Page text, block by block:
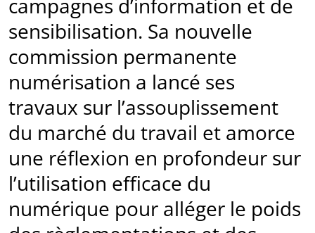
campagnes d’information et de
sensibilisation. Sa nouvelle
commission permanente
numérisation a lancé ses
travaux sur l’assouplissement
du marché du travail et amorce
une réflexion en profondeur sur
l’utilisation efficace du
numérique pour alléger le poids